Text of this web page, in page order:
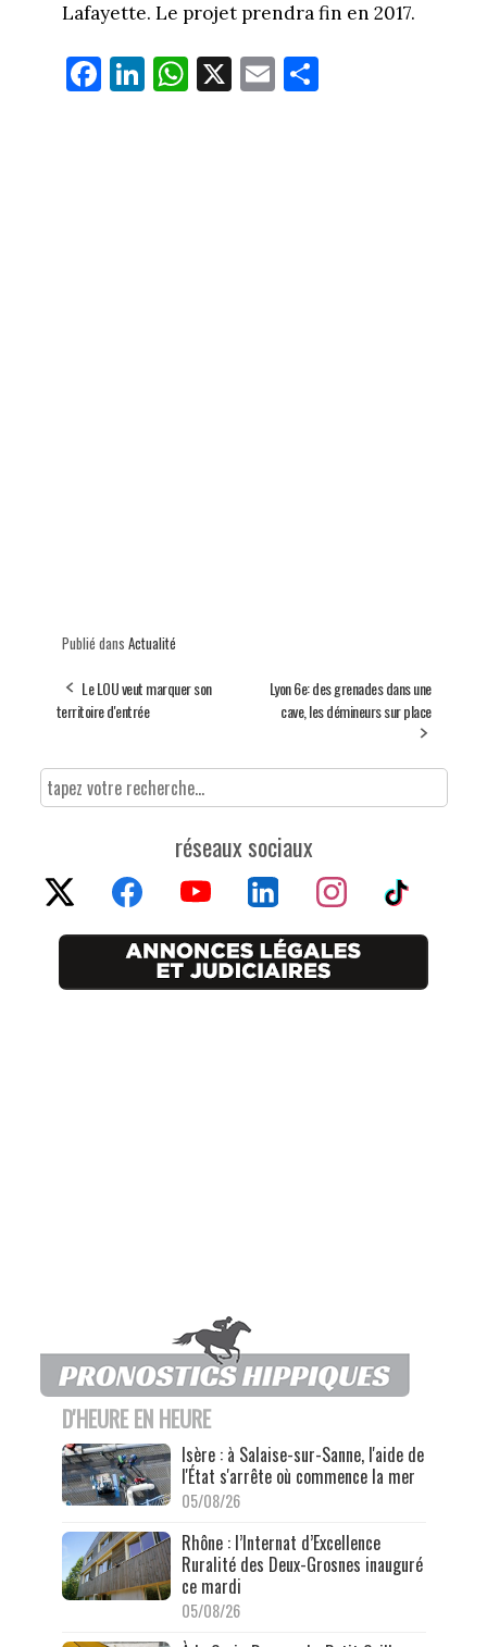
Lafayette. Le projet prendra fin en 2017.
Fa
ce
Li
nk
W
ha
X E
m
Pa
rt
Publié dans Actualité
Le LOU veut marquer son
territoire d'entrée
Lyon 6e: des grenades dans une
cave, les démineurs sur place
réseaux sociaux
D'HEURE EN HEURE
Isère : à Salaise-sur-Sanne, l'aide de
l'État s'arrête où commence la mer
05/08/26
Rhône : l’Internat d’Excellence
Ruralité des Deux-Grosnes inauguré
ce mardi
05/08/26